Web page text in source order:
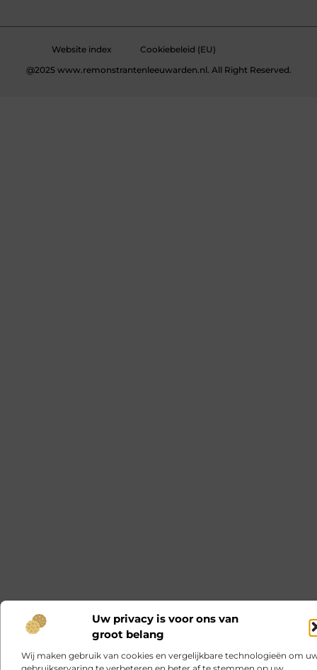
Uw privacy is voor ons van
groot belang
Wij maken gebruik van cookies en vergelijkbare technologieën om
Website index
Cookiebeleid (EU)
@2025 www.remonstrantenleeuwarden.nl. All Right Reserved.